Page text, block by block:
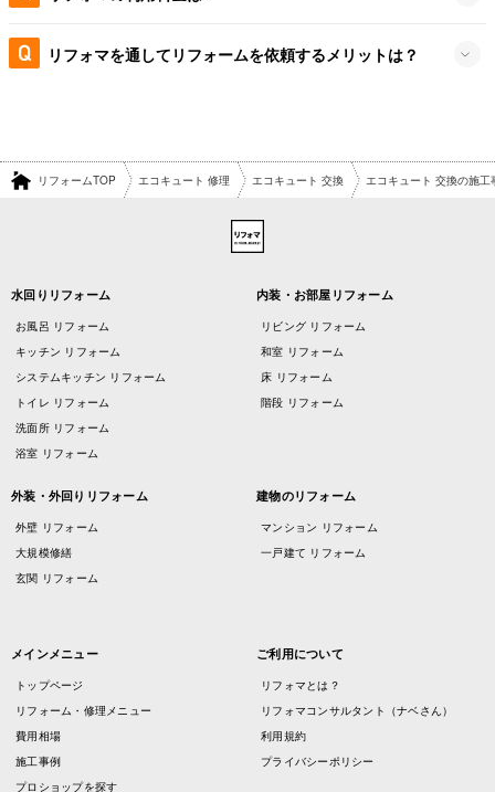
リフォマを通してリフォームを依頼するメリットは？
リフォームTOP エコキュート 修理 エコキュート 交換 エコキュート 交換の施工
水回りリフォーム
お風呂 リフォーム
キッチン リフォーム
システムキッチン リフォーム
トイレ リフォーム
洗面所 リフォーム
浴室 リフォーム
内装・お部屋リフォーム
リビング リフォーム
和室 リフォーム
床 リフォーム
階段 リフォーム
外装・外回りリフォーム
外壁 リフォーム
大規模修繕
玄関 リフォーム
建物のリフォーム
マンション リフォーム
一戸建て リフォーム
メインメニュー
トップページ
リフォーム・修理メニュー
費用相場
施工事例
プロショップを探す
ご利用について
リフォマとは？
リフォマコンサルタント（ナベさん）
利用規約
プライバシーポリシー